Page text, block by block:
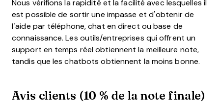
Nous vérifions la rapidité et la facilité avec lesquelles il
est possible de sortir une impasse et d’obtenir de
l’aide par téléphone, chat en direct ou base de
connaissance. Les outils/entreprises qui offrent un
support en temps réel obtiennent la meilleure note,
tandis que les chatbots obtiennent la moins bonne.
Avis clients (10 % de la note finale)